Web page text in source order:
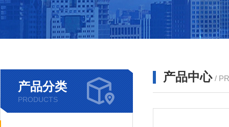
产品分类
PRODUCTS
产品中心 /